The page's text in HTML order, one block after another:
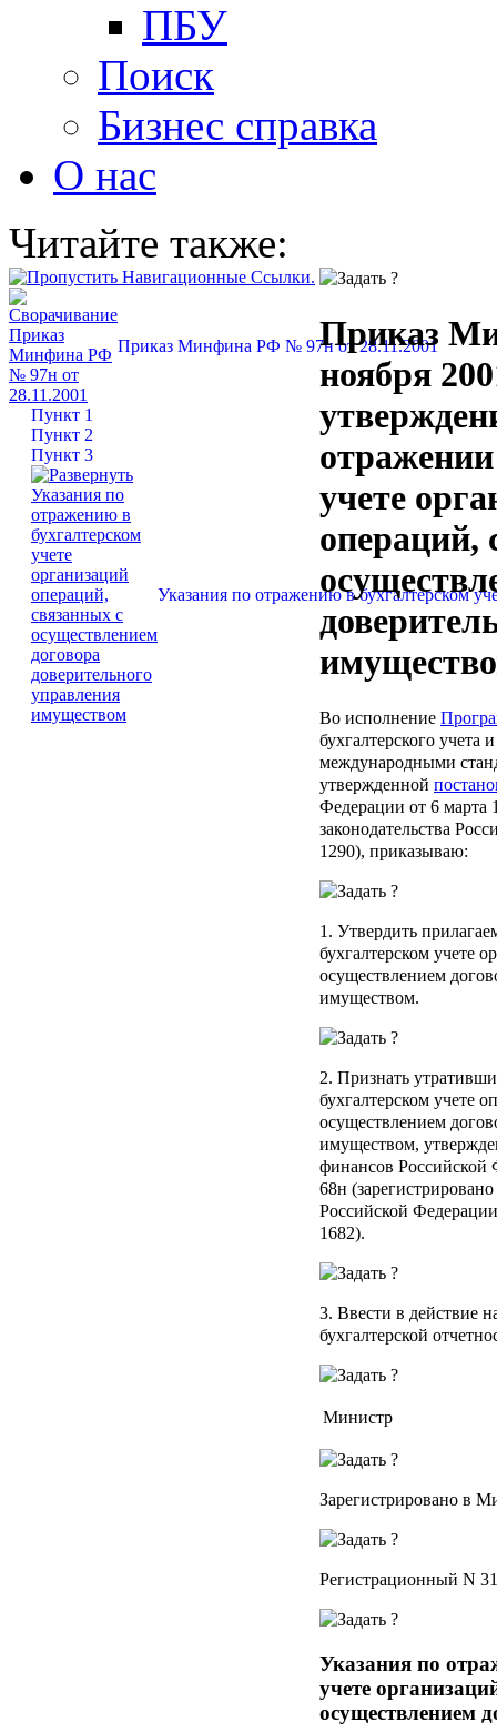
ПБУ
Поиск
Бизнес справка
О нас
Читайте также:
Приказ Минфина РФ № 97н от 28.11.2001
Пункт 1
Пункт 2
Пункт 3
Указания по отражению в бухгалтерском
Приказ
ноября
учете
операций,
Во исполнение
бухгалтерского учета
международными
утвержденной
Федерации от 6 марта
законодательства
1290), приказываю:
1. Утвердить
бухгалтерском учете
осуществлением
имуществом.
2. Признать
бухгалтерском учете
осуществлением
имуществом,
финансов Российской
68н
Российской
1682).
3. Ввести в действие
бухгалтерской
Министр
Зарегистрировано в
Регистрационный N
Указания по
учете
осуществлением